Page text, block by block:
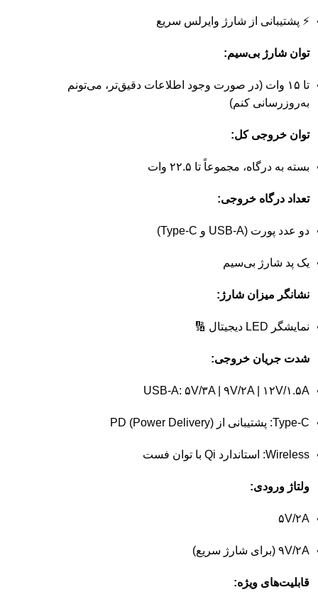
⚡ پشتیبانی از شارژ وایرلس سریع
توان شارژ بی‌سیم:
تا ۱۵ وات (در صورت وجود اطلاعات دقیق‌تر، می‌تونم
به‌روزرسانی کنم)
توان خروجیکل:
بسته به درگاه، مجموعاً تا ۲۲.۵ وات
تعداد درگاه خروجی:
دو عدد پورت ( USB-A و Type-C)
یک پد شارژ بی‌سیم
نشانگر میزان شارژ:
نمایشگر LED دیجیتال 🔢
شدت جریان خروجی:
USB-A: ۵V/۳A | ۹V/۲A | ۱۲V/۱.۵A
Type-C: پشتیبانی از PD (Power Delivery)
Wireless: استاندارد Qi با توان فست
ولتاژ ورودی:
۵V/۲A
۹V/۲A ( برای شارژ سریع)
قابلیت‌های ویژه: